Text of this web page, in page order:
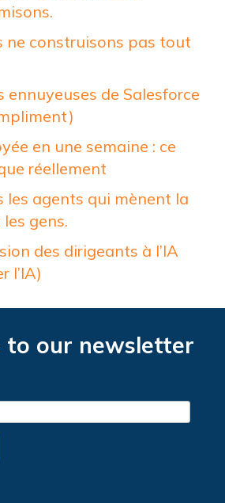
ne construisons pas tout
ennuyeuses de Salesforce
en une semaine : ce
réellement
les agents qui mènent la
gens.
des dirigeants à l’IA
l’IA)
to our newsletter